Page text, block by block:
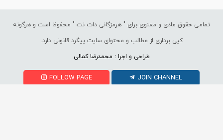
تمامی حقوق مادی و معنوی برای " هرمزگانی دات نت " محفوظ است و هرگونه
کپی برداری از مطالب و محتوای سایت پیگرد قانونی دارد.
طراحی و اجرا : محمدرضا کمالی
FOLLOW PAGE JOIN CHANNEL